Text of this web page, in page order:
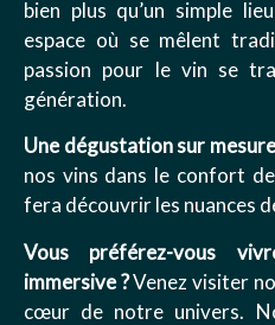
bien plus qu’un simple
espace où se mêlent
passion pour le vin se
génération.
Une dégustation sur
nos vins dans le confort
fera découvrir les nuances
Vous préférez-vous
immersive ?Venez visiter
cœur de notre univers.